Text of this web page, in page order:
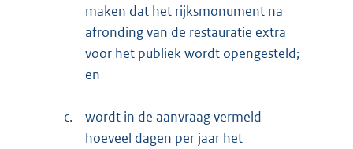
maken dat het rijksmonument na
afronding van de restauratie extra
voor het publiek wordt opengesteld;
en
c.
wordt in de aanvraag vermeld
hoeveel dagen per jaar het